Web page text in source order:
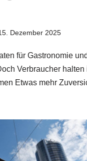
Dezember 2025
für Gastronomie und
Verbraucher halten
Etwas mehr